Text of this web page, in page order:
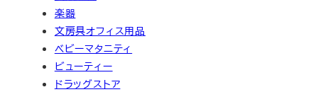
楽器
文房具オフィス用品
ベビーマタニティ
ビューティー
ドラッグストア